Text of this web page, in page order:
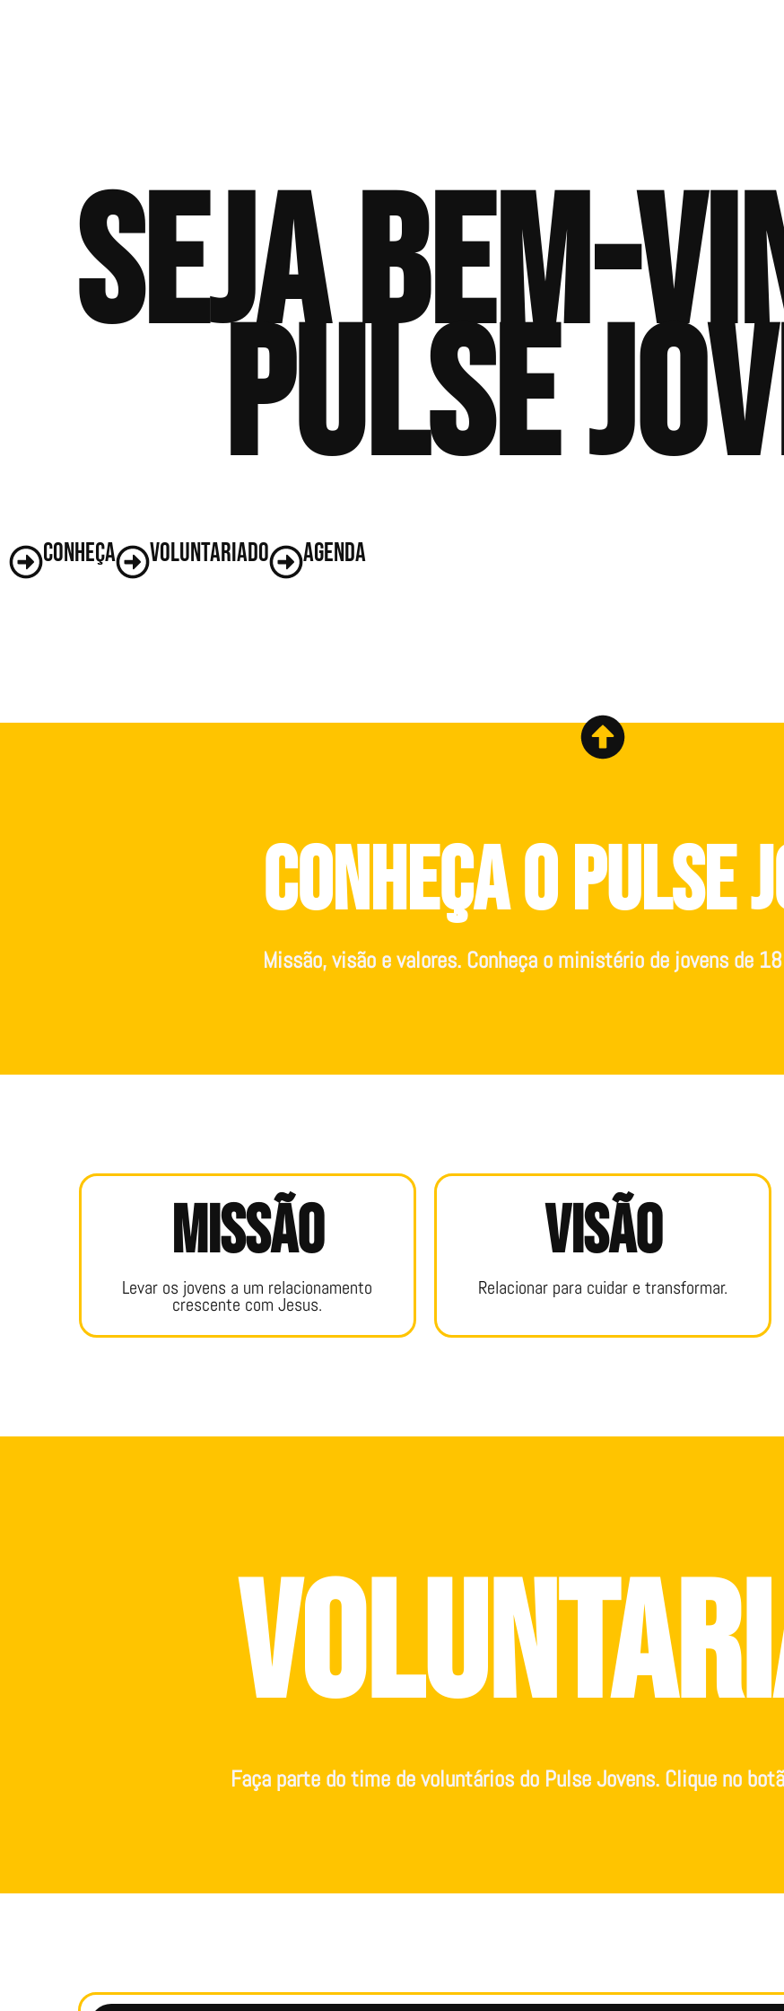
seja bem-
pulse
conheça voluntariado agenda
Conheça o pulse
Missão, visão e valores. Conheça o ministério de jovens de
missão
Levar os jovens a um relacionamento
crescente com Jesus.
visão
Relacionar para cuidar e transformar.
Faça parte do time de voluntários do Pulse Jovens. Clique no